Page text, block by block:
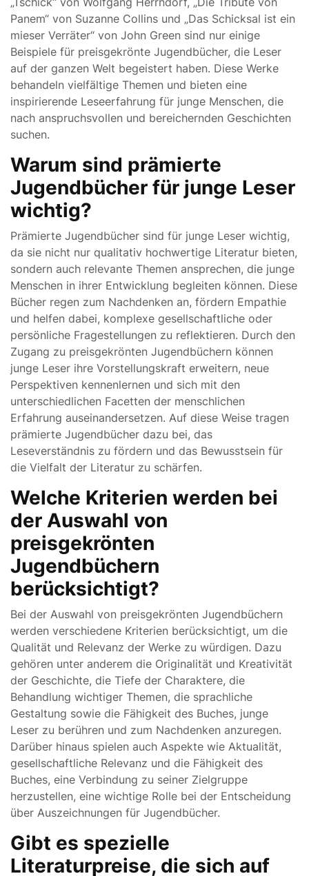
Panem“ von Suzanne Collins und „Das Schicksal ist ein
mieser Verräter“ von John Green sind nur einige
Beispiele für preisgekrönte Jugendbücher, die Leser
auf der ganzen Welt begeistert haben. Diese Werke
behandeln vielfältige Themen und bieten eine
inspirierende Leseerfahrung für junge Menschen, die
nach anspruchsvollen und bereichernden Geschichten
suchen.
Warum sind prämierte
Jugendbücher für junge Leser
wichtig?
Prämierte Jugendbücher sind für junge Leser wichtig,
da sie nicht nur qualitativ hochwertige Literatur bieten,
sondern auch relevante Themen ansprechen, die junge
Menschen in ihrer Entwicklung begleiten können. Diese
Bücher regen zum Nachdenken an, fördern Empathie
und helfen dabei, komplexe gesellschaftliche oder
persönliche Fragestellungen zu reflektieren. Durch den
Zugang zu preisgekrönten Jugendbüchern können
junge Leser ihre Vorstellungskraft erweitern, neue
Perspektiven kennenlernen und sich mit den
unterschiedlichen Facetten der menschlichen
Erfahrung auseinandersetzen. Auf diese Weise tragen
prämierte Jugendbücher dazu bei, das
Leseverständnis zu fördern und das Bewusstsein für
die Vielfalt der Literatur zu schärfen.
Welche Kriterien werden bei
der Auswahl von
preisgekrönten
Jugendbüchern
berücksichtigt?
Bei der Auswahl von preisgekrönten Jugendbüchern
werden verschiedene Kriterien berücksichtigt, um die
Qualität und Relevanz der Werke zu würdigen. Dazu
gehören unter anderem die Originalität und Kreativität
der Geschichte, die Tiefe der Charaktere, die
Behandlung wichtiger Themen, die sprachliche
Gestaltung sowie die Fähigkeit des Buches, junge
Leser zu berühren und zum Nachdenken anzuregen.
Darüber hinaus spielen auch Aspekte wie Aktualität,
gesellschaftliche Relevanz und die Fähigkeit des
Buches, eine Verbindung zu seiner Zielgruppe
herzustellen, eine wichtige Rolle bei der Entscheidung
über Auszeichnungen für Jugendbücher.
Gibt es spezielle
Literaturpreise, die sich auf